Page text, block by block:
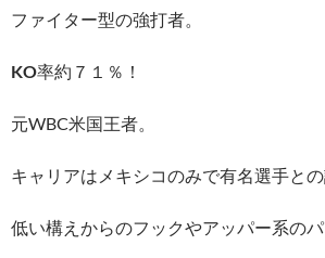
ファイター型の強打者。
KO率約７１％！
元WBC米国王者。
キャリアはメキシコのみで有名選手との
低い構えからのフックやアッパー系のパ